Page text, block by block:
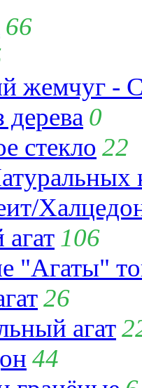
66
жемчуг -
0
стекло 22
106
"Агаты"
26
агат
44